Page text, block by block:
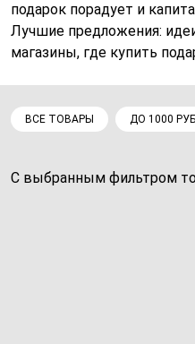
подарок порадует и
Лучшие предложения:
магазины, где купить
ВСЕ ТОВАРЫ ДО 1000 РУБ
С выбранным фильтром